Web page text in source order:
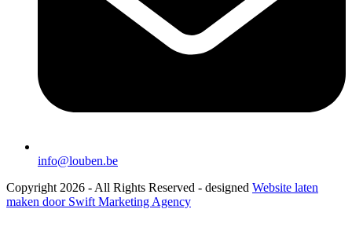
info@louben.be
Copyright 2026 - All Rights Reserved - designed Website laten
maken door Swift Marketing Agency